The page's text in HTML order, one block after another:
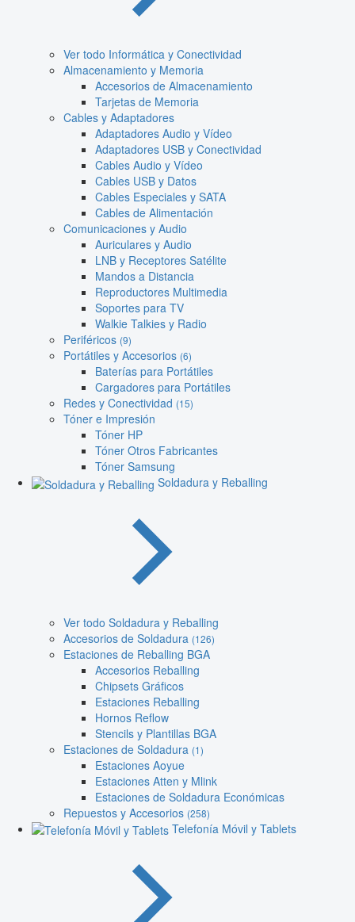
Ver todo Informática y Conectividad
Almacenamiento y Memoria
Accesorios de Almacenamiento
Tarjetas de Memoria
Cables y Adaptadores
Adaptadores Audio y Vídeo
Adaptadores USB y Conectividad
Cables Audio y Vídeo
Cables USB y Datos
Cables Especiales y SATA
Cables de Alimentación
Comunicaciones y Audio
Auriculares y Audio
LNB y Receptores Satélite
Mandos a Distancia
Reproductores Multimedia
Soportes para TV
Walkie Talkies y Radio
Periféricos (9)
Portátiles y Accesorios (6)
Baterías para Portátiles
Cargadores para Portátiles
Redes y Conectividad (15)
Tóner e Impresión
Tóner HP
Tóner Otros Fabricantes
Tóner Samsung
Soldadura y Reballing
Ver todo Soldadura y Reballing
Accesorios de Soldadura (126)
Estaciones de Reballing BGA
Accesorios Reballing
Chipsets Gráficos
Estaciones Reballing
Hornos Reflow
Stencils y Plantillas BGA
Estaciones de Soldadura (1)
Estaciones Aoyue
Estaciones Atten y Mlink
Estaciones de Soldadura Económicas
Repuestos y Accesorios (258)
Telefonía Móvil y Tablets